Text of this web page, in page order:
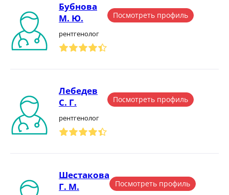
Бубнова
М. Ю.
рентгенолог
Посмотреть профиль
Лебедев
С. Г.
рентгенолог
Посмотреть профиль
Шестакова
Г. М.
Посмотреть профиль